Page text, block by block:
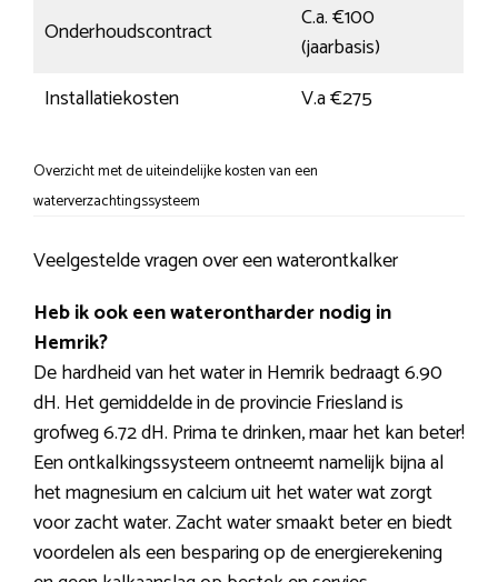
Onderhoudscontract
C.a. €100
(jaarbasis)
Installatiekosten
V.a €275
Overzicht met de uiteindelijke kosten van een
waterverzachtingssysteem
Veelgestelde vragen over een waterontkalker
Heb ik ook een waterontharder nodig in
Hemrik?
De hardheid van het water in Hemrik bedraagt 6.90
dH. Het gemiddelde in de provincie Friesland is
grofweg 6.72 dH. Prima te drinken, maar het kan beter!
Een ontkalkingssysteem ontneemt namelijk bijna al
het magnesium en calcium uit het water wat zorgt
voor zacht water. Zacht water smaakt beter en biedt
voordelen als een besparing op de energierekening